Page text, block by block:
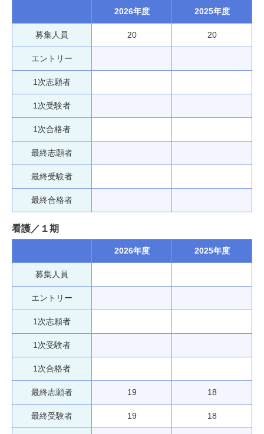
2026年度 2025年度
募集人員 20 20
エントリー
1次志願者
1次受験者
1次合格者
最終志願者
最終受験者
最終合格者
看護／１期
2026年度 2025年度
募集人員
エントリー
1次志願者
1次受験者
1次合格者
最終志願者 19 18
最終受験者 19 18